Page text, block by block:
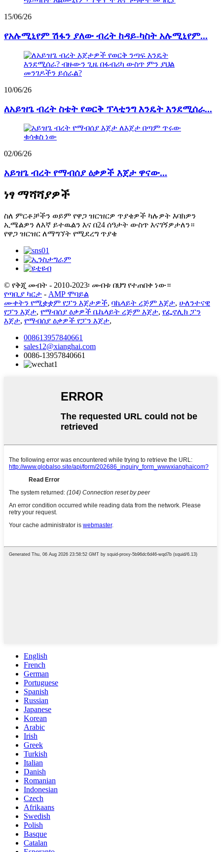
15/06/26
የአሉሚኒየም ሽፋን ያለው ብረት ከዳይ-ካስት አሉሚኒየም...
10/06/26
ለአይዝጌ ብረት ስቴት የወርቅ ፕላቲንግ እንዴት እንደሚሰራ...
02/06/26
አይዝጌ ብረት የማብሰያ ዕቃዎች እጀታ ዋናው...
ነፃ ማሻሻያዎች
ስለ ምርቶቻችን ወይም የዋጋ ዝርዝርዎ ጥያቄዎች ካሉዎት እባክዎን
ኢሜልዎን ለእኛ ይተዉልን እና በ24 ሰዓታት ውስጥ እናገኝዎታለን።
የዋጋ ዝርዝር ለማግኘት የሚደረግ ጥያቄ
© የቅጂ መብት - 2010-2023፡ መብቱ በህግ የተጠበቀ ነው።
የጣቢያ ካርታ - AMP ሞባይል
ሙቀትን የሚቋቋም የፓን እጀታዎች, ባኬላይት ረጅም እጀታ, ሁለንተናዊ
የፓን እጀታ, የማብሰያ ዕቃዎች ቤኬላይት ረጅም እጀታ, የፌኖሊክ ፓን
እጀታ, የማብሰያ ዕቃዎች የፓን እጀታ,
008613957840661
sales12@xianghai.com
0086-13957840661
English
French
German
Portuguese
Spanish
Russian
Japanese
Korean
Arabic
Irish
Greek
Turkish
Italian
Danish
Romanian
Indonesian
Czech
Afrikaans
Swedish
Polish
Basque
Catalan